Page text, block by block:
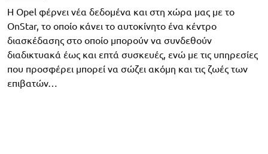
Η Opel φέρνει νέα δεδομένα και στη χώρα μας με το
OnStar, το οποίο κάνει το αυτοκίνητο ένα κέντρο
διασκέδασης στο οποίο μπορούν να συνδεθούν
διαδικτυακά έως και επτά συσκευές, ενώ με τις υπηρεσίες
που προσφέρει μπορεί να σώζει ακόμη και τις ζωές των
επιβατών…